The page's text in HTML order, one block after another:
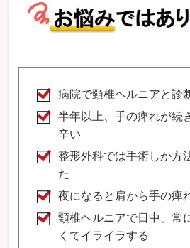
病院で頸椎ヘルニアと診
半年以上、手の痺れが続
辛い
整形外科では手術しか方
た
夜になると肩から手の痺
頸椎ヘルニアで日中、常
くてイライラする